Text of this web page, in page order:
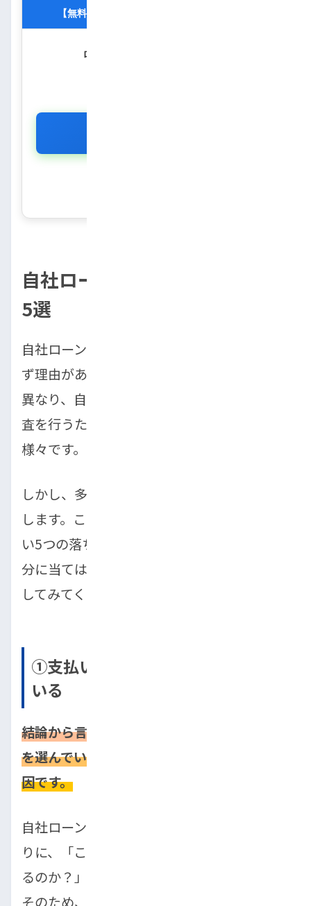
【無料】10秒で分かる！自社ローン審査診断
ローン審査に通るか不安な方へ。
自社ローンの審査に落ちる理由
5選
自社ローンの審査に落ちた場合、そこには必
ず理由があります。一般的な銀行ローンとは
異なり、自社ローンは販売店独自の基準で審
査を行うため、落ちる原因も店舗によって
様々です。
しかし、多くのケースに共通する原因は存在
します。ここでは、自社ローン審査で特に多
い5つの落ちる原因を詳しく解説します。自
分に当てはまるものがないか、一つずつ確認
してみてください。
①支払い能力を超えた車種を選んで
いる
結論から言えば、収入に見合わない高額な車
を選んでいることが、審査落ちの最も多い原
因です。
自社ローンは信用情報機関を利用しない代わ
りに、「この人は本当に毎月きちんと支払え
るのか？」という点を重視して審査します。
そのため、月々の返済額が収入に対して大き